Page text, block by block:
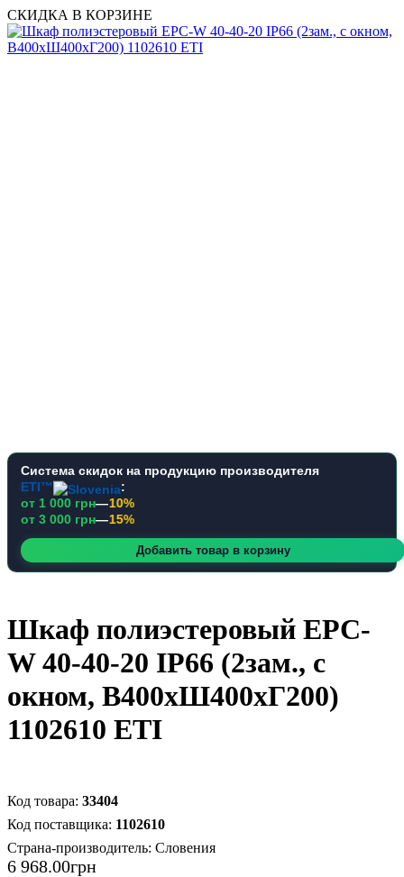
СКИДКА В КОРЗИНЕ
Система скидок на продукцию производителя
ETI™
:
от 1 000 грн—10%
от 3 000 грн—15%
Добавить товар в корзину
Шкаф полиэстеровый EPC-
W 40-40-20 IP66 (2зам., с
окном, В400xШ400xГ200)
1102610 ETI
33404
1102610
Страна-производитель: Словения
6 968.00грн